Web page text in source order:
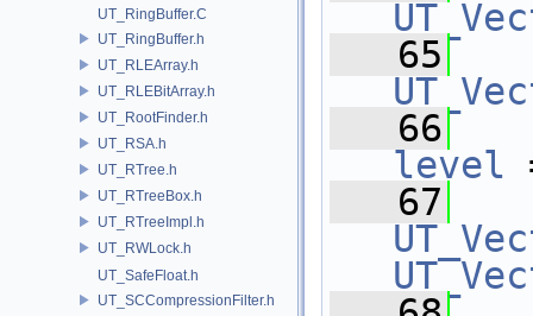
UT_RingBuffer.C
UT_RingBuffer.h
UT_RLEArray.h
UT_RLEBitArray.h
UT_RootFinder.h
UT_RSA.h
UT_RTree.h
UT_RTreeBox.h
UT_RTreeImpl.h
UT_RWLock.h
UT_SafeFloat.h
UT_SCCompressionFilter.h
   65
   66
level
   67